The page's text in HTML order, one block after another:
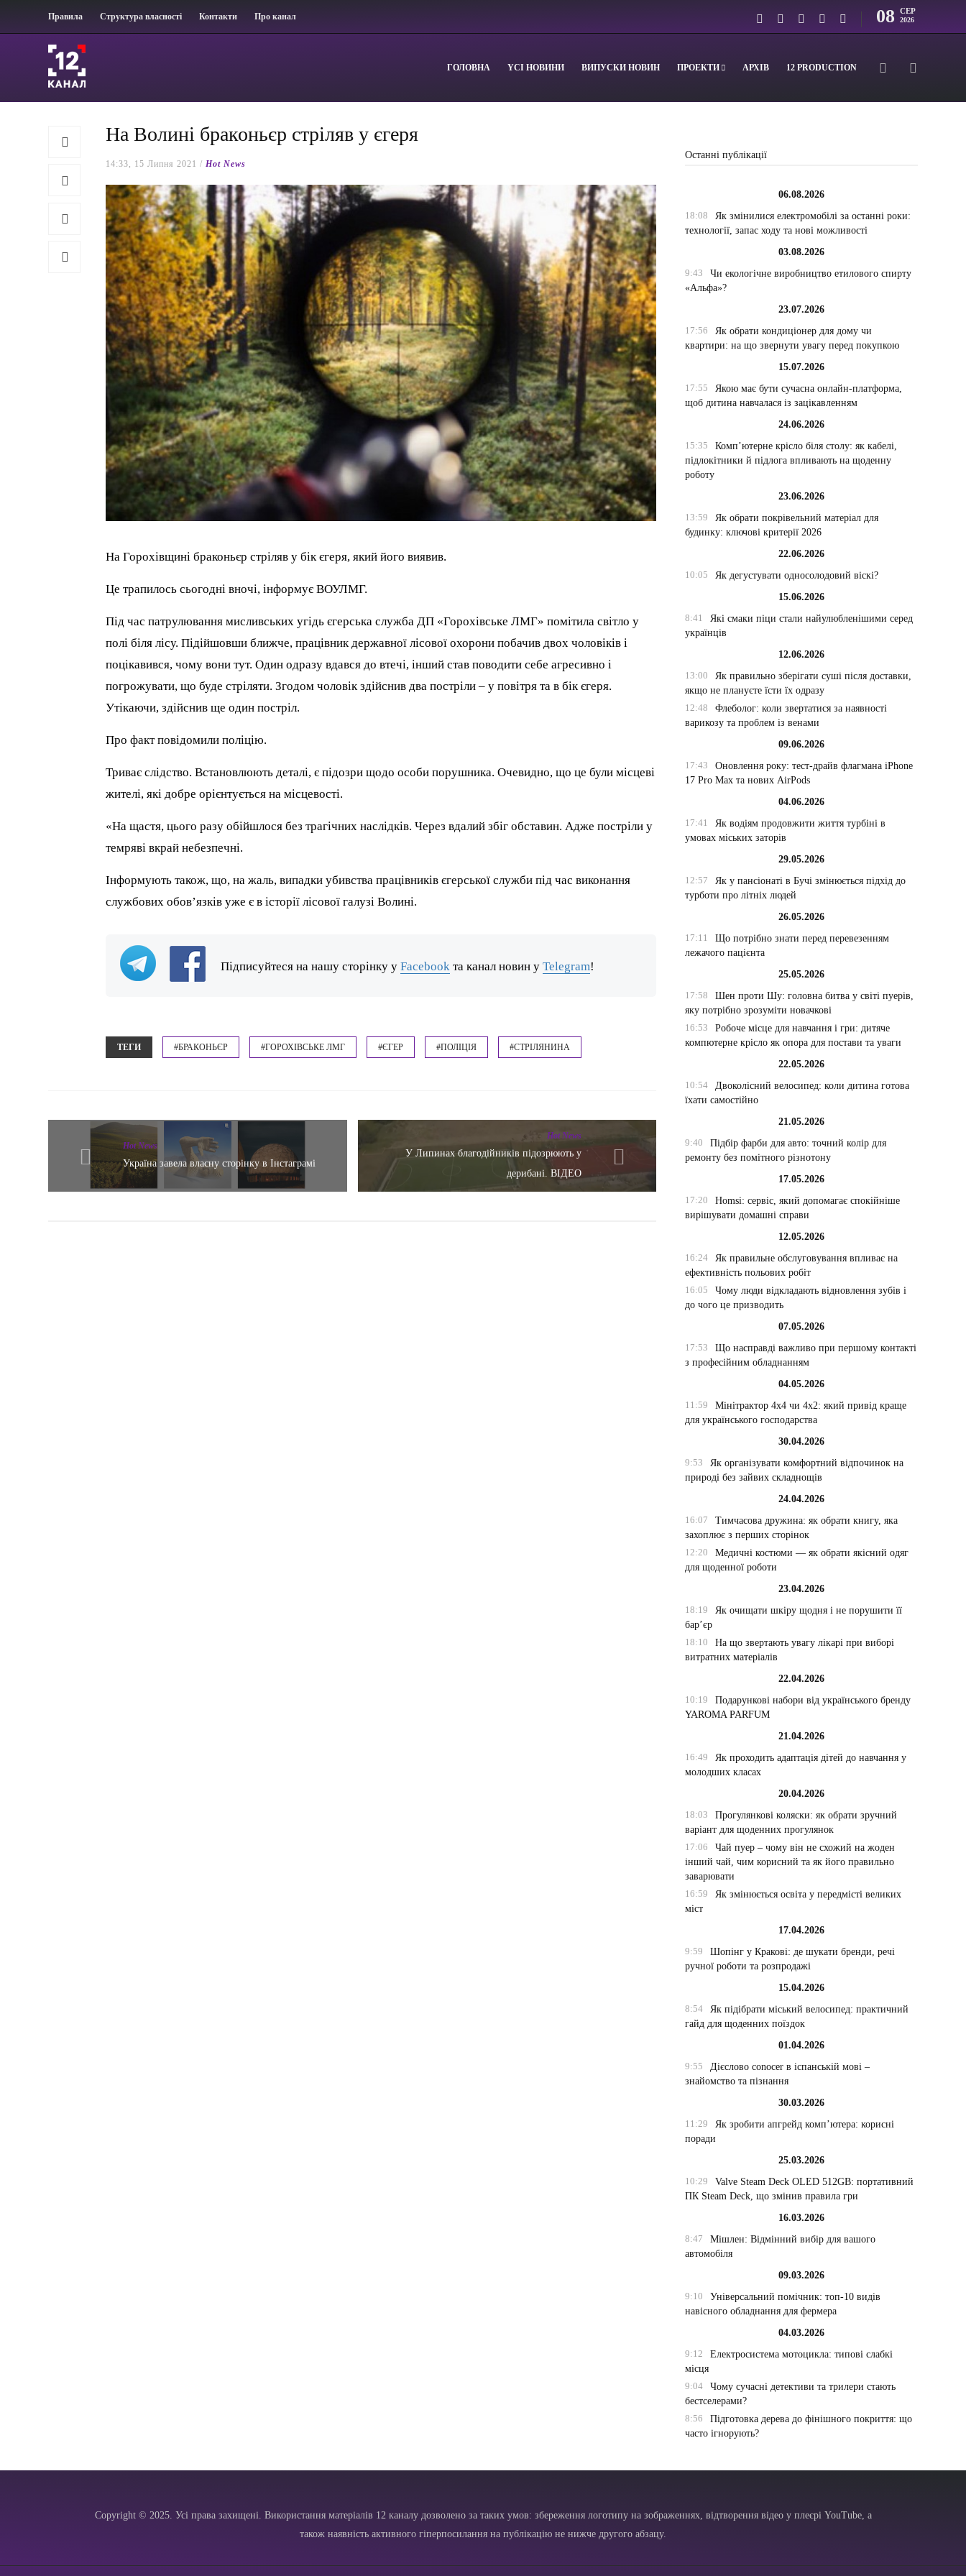
Правила Структура власності Контакти Про канал 08 СЕР
2026
ГОЛОВНА YСІ НОВИНИ ВИПУСКИ НОВИН ПРОЕКТИ АРХІВ 12 PRODUCTION
На Волині браконьєр стріляв у єгеря
14:33, 15 Липня 2021 /Hot News
На Горохівщині браконьєр стріляв у бік єгеря, який його виявив.
Це трапилось сьогодні вночі, інформує ВОУЛМГ.
Під час патрулювання мисливських угідь єгерська служба ДП «Горохівське ЛМГ» помітила світло у
полі біля лісу. Підійшовши ближче, працівник державної лісової охорони побачив двох чоловіків і
поцікавився, чому вони тут. Один одразу вдався до втечі, інший став поводити себе агресивно і
погрожувати, що буде стріляти. Згодом чоловік здійснив два постріли – у повітря та в бік єгеря.
Утікаючи, здійснив ще один постріл.
Про факт повідомили поліцію.
Триває слідство. Встановлюють деталі, є підозри щодо особи порушника. Очевидно, що це були місцеві
жителі, які добре орієнтується на місцевості.
«На щастя, цього разу обійшлося без трагічних наслідків. Через вдалий збіг обставин. Адже постріли у
темряві вкрай небезпечні.
Інформують також, що, на жаль, випадки убивства працівників єгерської служби під час виконання
службових обов’язків уже є в історії лісової галузі Волині.
Підписуйтеся на нашу сторінку уFacebook та канал новин уTelegram!
ТЕГИ #БРАКОНЬЄР #ГОРОХІВСЬКЕ ЛМГ #ЄГЕР #ПОЛІЦІЯ #СТРІЛЯНИНА
Hot News
Україна завела власну сторінку в Інстаграмі
Hot News
У Липинах благодійників підозрюють у
дерибані. ВІДЕО
Останні публікації
06.08.2026
18:08
Як змінилися електромобілі за останні роки:
технології, запас ходу та нові можливості
03.08.2026
9:43
Чи екологічне виробництво етилового спирту
«Альфа»?
23.07.2026
17:56
Як обрати кондиціонер для дому чи
квартири: на що звернути увагу перед покупкою
15.07.2026
17:55
Якою має бути сучасна онлайн-платформа,
щоб дитина навчалася із зацікавленням
24.06.2026
15:35
Комп’ютерне крісло біля столу: як кабелі,
підлокітники й підлога впливають на щоденну
роботу
23.06.2026
13:59
Як обрати покрівельний матеріал для
будинку: ключові критерії 2026
22.06.2026
10:05
Як дегустувати односолодовий віскі?
15.06.2026
8:41
Які смаки піци стали найулюбленішими серед
українців
12.06.2026
13:00
Як правильно зберігати суші після доставки,
якщо не плануєте їсти їх одразу
12:48
Флеболог: коли звертатися за наявності
варикозу та проблем із венами
09.06.2026
17:43
Оновлення року: тест-драйв флагмана iPhone
17 Pro Max та нових AirPods
04.06.2026
17:41
Як водіям продовжити життя турбіні в
умовах міських заторів
29.05.2026
12:57
Як у пансіонаті в Бучі змінюється підхід до
турботи про літніх людей
26.05.2026
17:11
Що потрібно знати перед перевезенням
лежачого пацієнта
25.05.2026
17:58
Шен проти Шу: головна битва у світі пуерів,
яку потрібно зрозуміти новачкові
16:53
Робоче місце для навчання і гри: дитяче
компютерне крісло як опора для постави та уваги
22.05.2026
10:54
Двоколісний велосипед: коли дитина готова
їхати самостійно
21.05.2026
9:40
Підбір фарби для авто: точний колір для
ремонту без помітного різнотону
17.05.2026
17:20
Homsi: сервіс, який допомагає спокійніше
вирішувати домашні справи
12.05.2026
16:24
Як правильне обслуговування впливає на
ефективність польових робіт
16:05
Чому люди відкладають відновлення зубів і
до чого це призводить
07.05.2026
17:53
Що насправді важливо при першому контакті
з професійним обладнанням
04.05.2026
11:59
Мінітрактор 4х4 чи 4х2: який привід краще
для українського господарства
30.04.2026
9:53
Як організувати комфортний відпочинок на
природі без зайвих складнощів
24.04.2026
16:07
Тимчасова дружина: як обрати книгу, яка
захоплює з перших сторінок
12:20
Медичні костюми — як обрати якісний одяг
для щоденної роботи
23.04.2026
18:19
Як очищати шкіру щодня і не порушити її
бар’єр
18:10
На що звертають увагу лікарі при виборі
витратних матеріалів
22.04.2026
10:19
Подарункові набори від українського бренду
YAROMA PARFUM
21.04.2026
16:49
Як проходить адаптація дітей до навчання у
молодших класах
20.04.2026
18:03
Прогулянкові коляски: як обрати зручний
варіант для щоденних прогулянок
17:06
Чай пуер – чому він не схожий на жоден
інший чай, чим корисний та як його правильно
заварювати
16:59
Як змінюється освіта у передмісті великих
міст
17.04.2026
9:59
Шопінг у Кракові: де шукати бренди, речі
ручної роботи та розпродажі
15.04.2026
8:54
Як підібрати міський велосипед: практичний
гайд для щоденних поїздок
01.04.2026
9:55
Дієслово conocer в іспанській мові –
знайомство та пізнання
30.03.2026
11:29
Як зробити апгрейд комп’ютера: корисні
поради
25.03.2026
10:29
Valve Steam Deck OLED 512GB: портативний
ПК Steam Deck, що змінив правила гри
16.03.2026
8:47
Мішлен: Відмінний вибір для вашого
автомобіля
09.03.2026
9:10
Універсальний помічник: топ-10 видів
навісного обладнання для фермера
04.03.2026
9:12
Електросистема мотоцикла: типові слабкі
місця
9:04
Чому сучасні детективи та трилери стають
бестселерами?
8:56
Підготовка дерева до фінішного покриття: що
часто ігнорують?
Copyright © 2025. Усі права захищені. Використання матеріалів 12 каналу дозволено за таких умов: збереження логотипу на зображеннях, відтворення відео у плеєрі YouTube, а
також наявність активного гіперпосилання на публікацію не нижче другого абзацу.